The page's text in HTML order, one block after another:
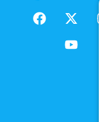
F
a
X
-
t
w
Y
o
u
t